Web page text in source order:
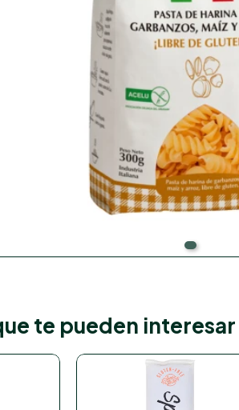
te pueden interesar